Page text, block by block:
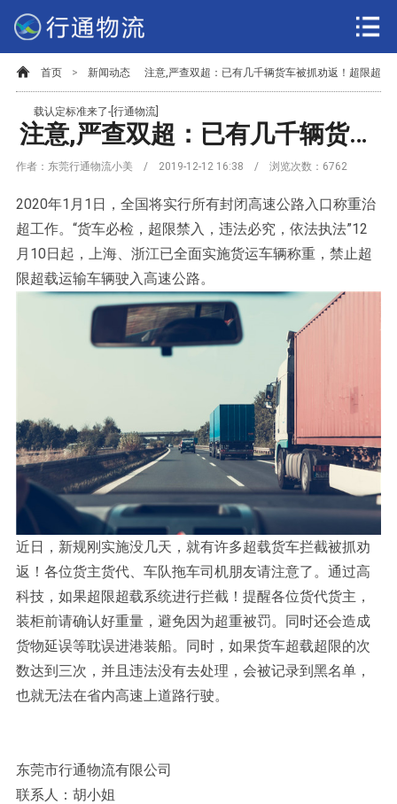
首页 > 新闻动态 注意,严查双超：已有几千辆货车被抓劝返！超限超
载认定标准来了-[行通物流]
注意,严查双超：已有几千辆货车被抓劝返！超限超载认定标准来了-[行通物流]
作者：东莞行通物流小美 / 2019-12-12 16:38 / 浏览次数： 6762
2020年1月1日，全国将实行所有封闭高速公路入口称重治
超工作。“货车必检，超限禁入，违法必究，依法执法”12
月10日起，上海、浙江已全面实施货运车辆称重，禁止超
限超载运输车辆驶入高速公路。
近日，新规刚实施没几天，就有许多超载货车拦截被抓劝
返！各位货主货代、车队拖车司机朋友请注意了。通过高
科技，如果超限超载系统进行拦截！提醒各位货代货主，
装柜前请确认好重量，避免因为超重被罚。同时还会造成
货物延误等耽误进港装船。同时，如果货车超载超限的次
数达到三次，并且违法没有去处理，会被记录到黑名单，
也就无法在省内高速上道路行驶。
东莞市行通物流有限公司
联系人：胡小姐